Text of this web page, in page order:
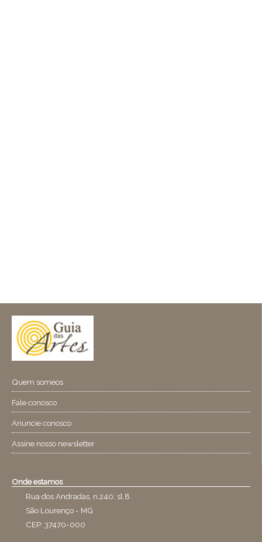
Quem someos
Fale conosco
Anuncie conosco
Assine nosso newsletter
Onde estamos
Rua dos Andradas, n.240, sl.8
São Lourenço - MG
CEP: 37470-000